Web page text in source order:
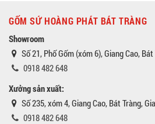
GỐM SỨ HOÀNG PHÁT BÁT TRÀNG
Showroom
Số 21, Phố Gốm (xóm 6), Giang Cao,
0918 482 648
Xưởng sản xuất:
Số 235, xóm 4, Giang Cao, Bát Tràng,
0918 482 648